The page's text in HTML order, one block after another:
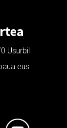
Usurbil